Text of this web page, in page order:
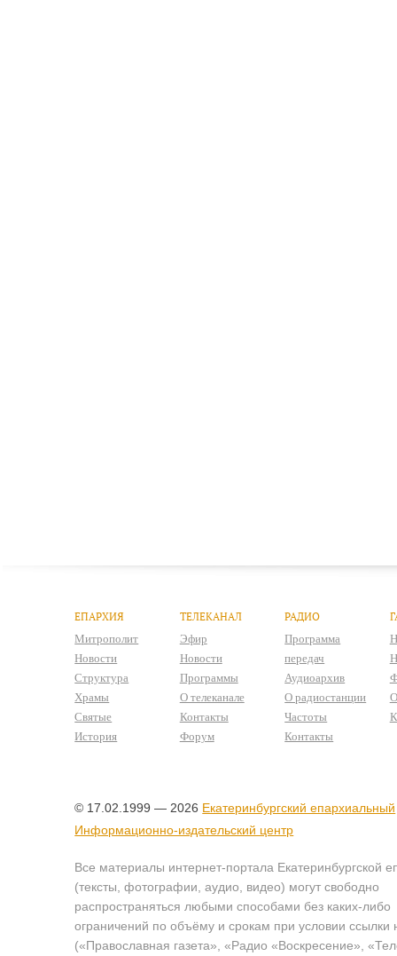
ЕПАРХИЯ
Митрополит
Новости
Структура
Храмы
Святые
История
ТЕЛЕКАНАЛ
Эфир
Новости
Программы
О телеканале
Контакты
Форум
РАДИО
Программа
передач
Аудиоархив
О радиостанции
Частоты
Контакты
© 17.02.1999 — 2026 Екатеринбургский епархиальный
Информационно-издательский центр
Все материалы интернет-портала Екатеринбургской
(тексты, фотографии, аудио, видео) могут свободно
распространяться любыми способами без каких-либо
ограничений по объёму и срокам при условии ссылки
(«Православная газета», «Радио «Воскресение»,